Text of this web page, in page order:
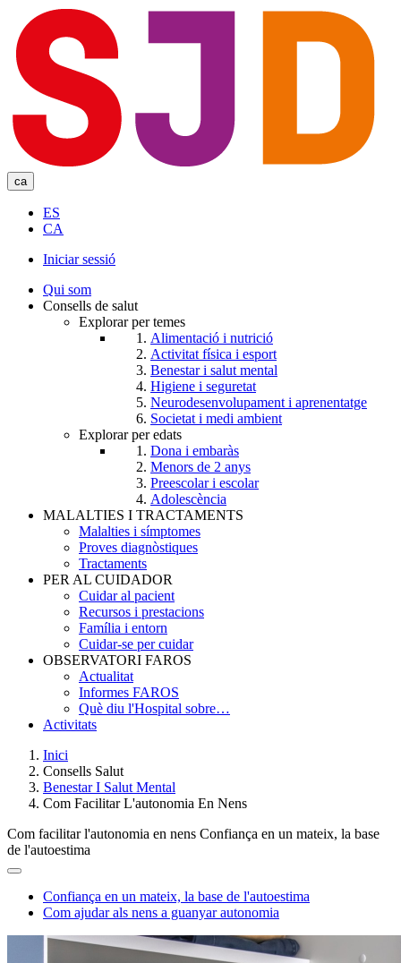
main
content
ca
ES
CA
User
account
Iniciar sessió
Qui som
Consells de salut
Explorar per temes
Alimentació i nutrició
Activitat física i esport
Benestar i salut mental
Higiene i seguretat
Neurodesenvolupament i aprenentatge
Societat i medi ambient
Explorar per edats
Dona i embaràs
Menors de 2 anys
Preescolar i escolar
Adolescència
MALALTIES I TRACTAMENTS
Malalties i símptomes
Proves diagnòstiques
Tractaments
PER AL CUIDADOR
Cuidar al pacient
Recursos i prestacions
Família i entorn
Cuidar-se per cuidar
OBSERVATORI FAROS
Actualitat
Informes FAROS
Què diu l'Hospital sobre…
Activitats
Breadcrumb
Inici
Consells Salut
Benestar I Salut Mental
Com Facilitar L'autonomia En Nens
Com facilitar l'autonomia en nens Confiança en un mateix, la base
de l'autoestima
Confiança en un mateix, la base de l'autoestima
Com ajudar als nens a guanyar autonomia